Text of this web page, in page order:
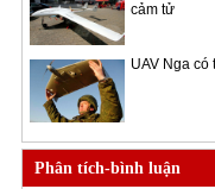
cảm tử
UAV Nga có
Phân tích-bình luận